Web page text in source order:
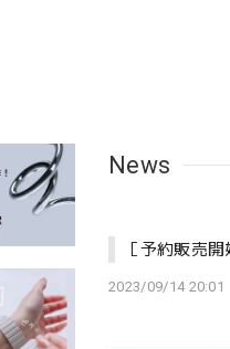
News
［予約販売開
2023/09/14 20:01